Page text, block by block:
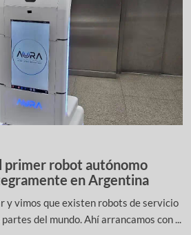
primer robot autónomo
en Argentina
y vimos que existen robots de servicio
del mundo. Ahí arrancamos con ...